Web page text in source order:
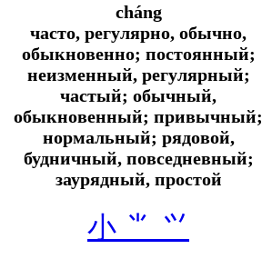
cháng
часто, регулярно, обычно,
обыкновенно; постоянный;
неизменный, регулярный;
частый; обычный,
обыкновенный; привычный;
нормальный; рядовой,
будничный, повседневный;
заурядный, простой
小 ⺌ ⺍